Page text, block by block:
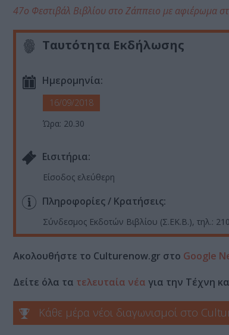
47ο Φεστιβάλ Βιβλίου στο Ζάππειο με αφιέρωμα
Ταυτότητα Εκδήλωσης
Ημερομηνία:
16/09/2018
Ώρα: 20.30
Eισιτήρια:
Είσοδος ελεύθερη
Πληροφορίες / Κρατήσεις:
Σύνδεσμος Εκδοτών Βιβλίου (Σ.ΕΚ.Β.), τηλ.:
Ακολουθήστε το Culturenow.gr στο Google
Δείτε όλα τα τελευταία νέα για την Τέχνη
Κάθε μέρα νέοι διαγωνισμοί στο